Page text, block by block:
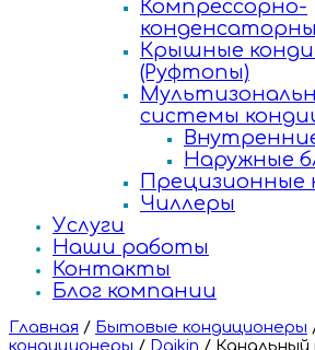
Компрессорно-
Крышные
(Руфтопы)
системы
Наружные
Прецизионные
Чиллеры
Услуги
Наши работы
Контакты
Блог компании
Главная / Бытовые кондиционеры
кондиционеры / Daikin / Канальный